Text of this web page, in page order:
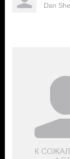
Dan